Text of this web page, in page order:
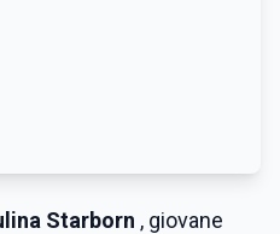
Starborn , giovane